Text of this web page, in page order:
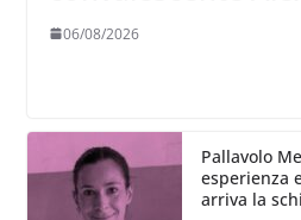
Ravarini
06/08/2026
Pallavolo
esperienza
arriva la